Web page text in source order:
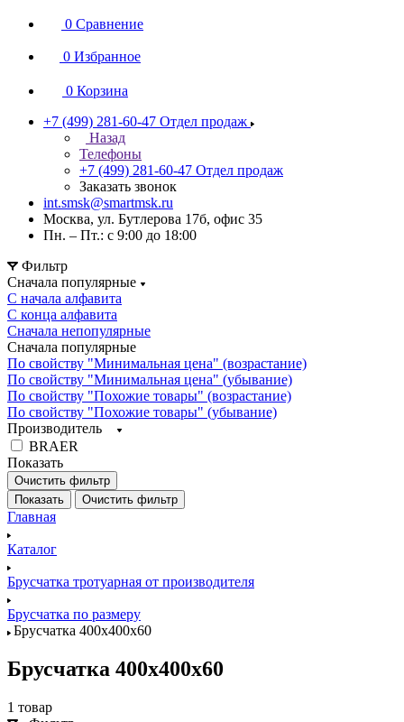
0 Сравнение
0 Избранное
0 Корзина
+7 (499) 281-60-47 Отдел продаж
Назад
Телефоны
+7 (499) 281-60-47 Отдел продаж
Заказать звонок
int.smsk@smartmsk.ru
Москва, ул. Бутлерова 17б, офис 35
Пн. – Пт.: с 9:00 до 18:00
Фильтр
Сначала популярные
С начала алфавита
С конца алфавита
Сначала непопулярные
Сначала популярные
По свойству "Минимальная цена" (возрастание)
По свойству "Минимальная цена" (убывание)
По свойству "Похожие товары" (возрастание)
По свойству "Похожие товары" (убывание)
Производитель
BRAER
Показать
Очистить фильтр
Показать
Очистить фильтр
Главная
Каталог
Брусчатка тротуарная от производителя
Брусчатка по размеру
Брусчатка 400х400х60
Брусчатка 400х400х60
1 товар